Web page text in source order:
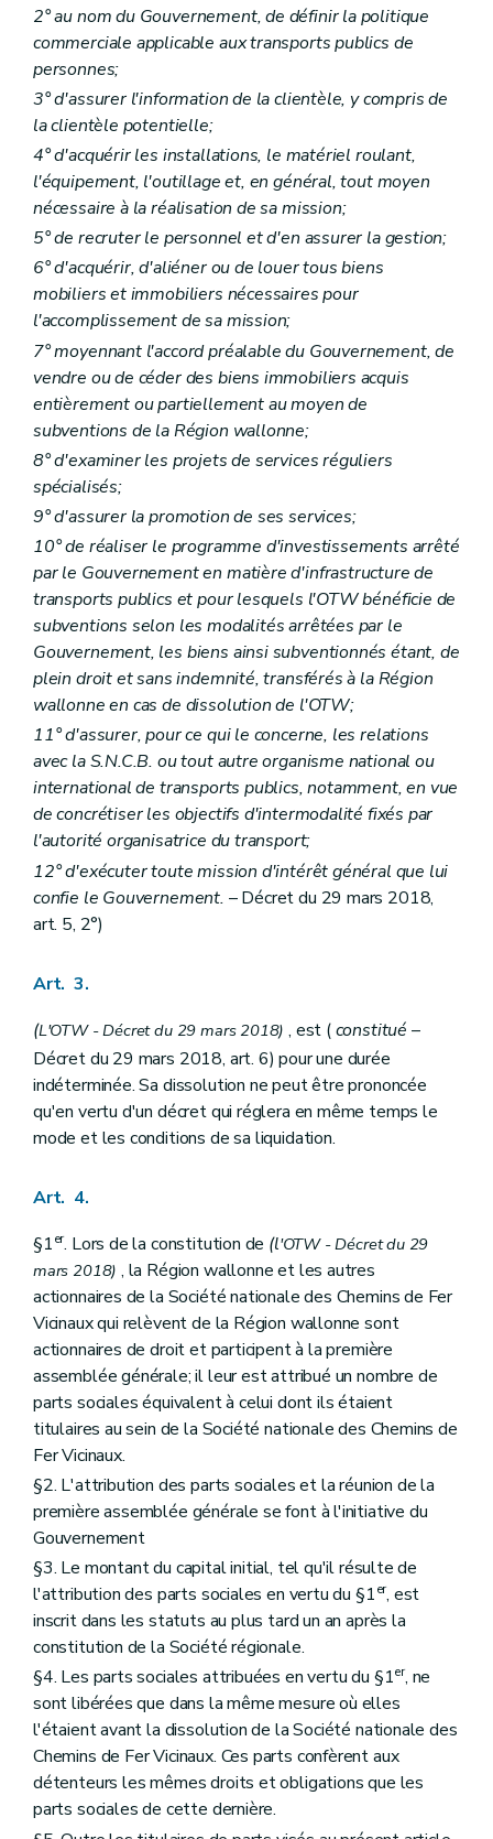
2° au nom du Gouvernement, de définir la politique
commerciale applicable aux transports publics de
personnes;
3° d'assurer l'information de la clientèle, y compris de
la clientèle potentielle;
4° d'acquérir les installations, le matériel roulant,
l'équipement, l'outillage et, en général, tout moyen
nécessaire à la réalisation de sa mission;
5° de recruter le personnel et d'en assurer la gestion;
6° d'acquérir, d'aliéner ou de louer tous biens
mobiliers et immobiliers nécessaires pour
l'accomplissement de sa mission;
7° moyennant l'accord préalable du Gouvernement, de
vendre ou de céder des biens immobiliers acquis
entièrement ou partiellement au moyen de
subventions de la Région wallonne;
8° d'examiner les projets de services réguliers
spécialisés;
9° d'assurer la promotion de ses services;
10° de réaliser le programme d'investissements arrêté
par le Gouvernement en matière d'infrastructure de
transports publics et pour lesquels l'OTW bénéficie de
subventions selon les modalités arrêtées par le
Gouvernement, les biens ainsi subventionnés étant, de
plein droit et sans indemnité, transférés à la Région
wallonne en cas de dissolution de l'OTW;
11° d'assurer, pour ce qui le concerne, les relations
avec la S.N.C.B. ou tout autre organisme national ou
international de transports publics, notamment, en vue
de concrétiser les objectifs d'intermodalité fixés par
l'autorité organisatrice du transport;
12° d'exécuter toute mission d'intérêt général que lui
confie le Gouvernement. – Décret du 29 mars 2018,
art. 5, 2°)
Art. 3.
(L'OTW - Décret du 29 mars 2018) , est (constitué –
Décret du 29 mars 2018, art. 6) pour une durée
indéterminée. Sa dissolution ne peut être prononcée
qu'en vertu d'un décret qui réglera en même temps le
mode et les conditions de sa liquidation.
Art. 4.
§1er. Lors de la constitution de (l'OTW - Décret du 29
mars 2018) , la Région wallonne et les autres
actionnaires de la Société nationale des Chemins de Fer
Vicinaux qui relèvent de la Région wallonne sont
actionnaires de droit et participent à la première
assemblée générale; il leur est attribué un nombre de
parts sociales équivalent à celui dont ils étaient
titulaires au sein de la Société nationale des Chemins de
Fer Vicinaux.
§2. L'attribution des parts sociales et la réunion de la
première assemblée générale se font à l'initiative du
Gouvernement
§3. Le montant du capital initial, tel qu'il résulte de
l'attribution des parts sociales en vertu du §1er, est
inscrit dans les statuts au plus tard un an après la
constitution de la Société régionale.
§4. Les parts sociales attribuées en vertu du §1er, ne
sont libérées que dans la même mesure où elles
l'étaient avant la dissolution de la Société nationale des
Chemins de Fer Vicinaux. Ces parts confèrent aux
détenteurs les mêmes droits et obligations que les
parts sociales de cette dernière.